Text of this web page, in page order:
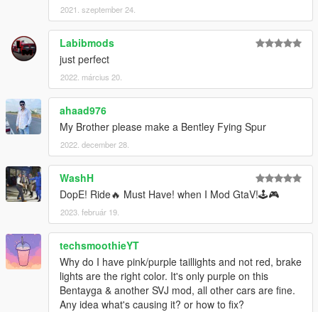
2021. szeptember 24.
Labibmods
just perfect
2022. március 20.
ahaad976
My Brother please make a Bentley Fying Spur
2022. december 28.
WashH
DopE! Ride🔥 Must Have! when I Mod GtaV!🕹️🎮
2023. február 19.
techsmoothieYT
Why do I have pink/purple taillights and not red, brake
lights are the right color. It's only purple on this
Bentayga & another SVJ mod, all other cars are fine.
Any idea what's causing it? or how to fix?